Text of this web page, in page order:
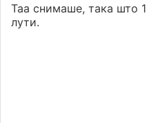
Таа снимаше, така што
лути.